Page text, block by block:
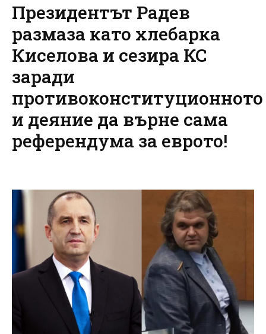
Президентът Радев
размаза като хлебарка
Киселова и сезира КС
заради
противоконституционното
и деяние да върне сама
референдума за еврото!